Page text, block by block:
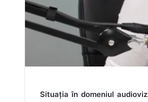
Situația în domeniul